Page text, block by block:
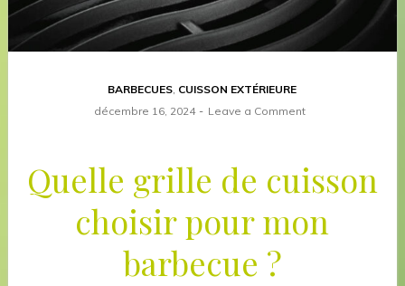
BARBECUES, CUISSON EXTÉRIEURE
décembre 16, 2024
Leave a Comment
Quelle grille de cuisson
choisir pour mon
barbecue ?